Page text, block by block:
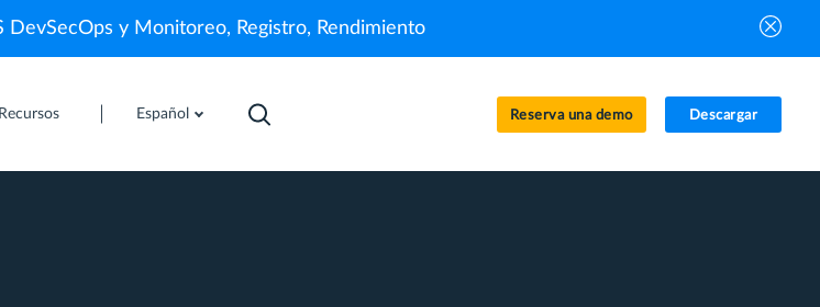
DevSecOps y Monitoreo, Registro, Rendimiento
Recursos Español Reserva una demo Descargar